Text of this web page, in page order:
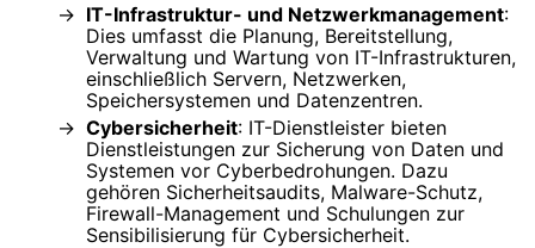
IT-Infrastruktur- und Netzwerkmanagement:
Dies umfasst die Planung, Bereitstellung,
Verwaltung und Wartung von IT-Infrastrukturen,
einschließlich Servern, Netzwerken,
Speichersystemen und Datenzentren.
Cybersicherheit: IT-Dienstleister bieten
Dienstleistungen zur Sicherung von Daten und
Systemen vor Cyberbedrohungen. Dazu
gehören Sicherheitsaudits, Malware-Schutz,
Firewall-Management und Schulungen zur
Sensibilisierung für Cybersicherheit.